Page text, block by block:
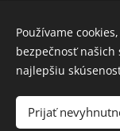
©
Používame
bezpečnosť
najlepšiu
Prijať